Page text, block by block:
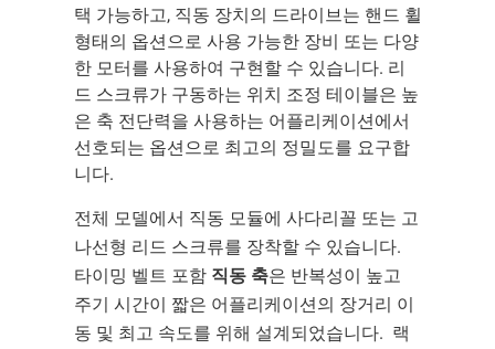
택 가능하고, 직동 장치의 드라이브는 핸드 휠
형태의 옵션으로 사용 가능한 장비 또는 다양
한 모터를 사용하여 구현할 수 있습니다. 리
드 스크류가 구동하는 위치 조정 테이블은 높
은 축 전단력을 사용하는 어플리케이션에서
선호되는 옵션으로 최고의 정밀도를 요구합
니다.
전체 모델에서 직동 모듈에 사다리꼴 또는 고
나선형 리드 스크류를 장착할 수 있습니다.
타이밍 벨트 포함 직동 축은 반복성이 높고
주기 시간이 짧은 어플리케이션의 장거리 이
동 및 최고 속도를 위해 설계되었습니다. 랙